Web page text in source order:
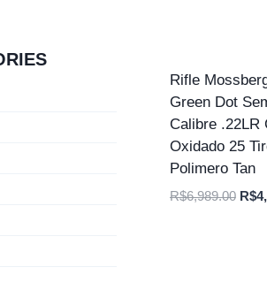
Rifle
Green Dot
Calibre .22LR
Oxidado 25
Polimero Tan
R$6,989.00 O
R$